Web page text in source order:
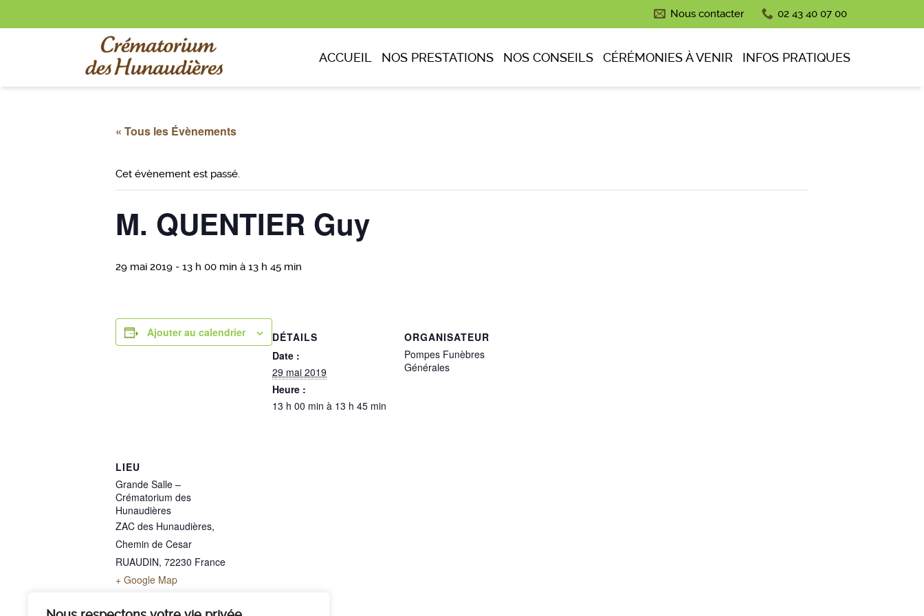
Nous contacter 02 43 40 07 00
ACCUEIL NOS PRESTATIONS NOS CONSEILS CÉRÉMONIES À VENIR INFOS PRATIQUES
« Tous les Évènements
Cet évènement est passé.
M. QUENTIER Guy
29 mai 2019 - 13 h 00 min à 13 h 45 min
Ajouter au calendrier
DÉTAILS
Date :
29 mai 2019
Heure :
13 h 00 min à 13 h 45 min
ORGANISATEUR
Pompes Funèbres
Générales
LIEU
Grande Salle –
Crématorium des
Hunaudières
ZAC des Hunaudières,
Chemin de Cesar
RUAUDIN, 72230 France
+ Google Map
02 43 40 07 00